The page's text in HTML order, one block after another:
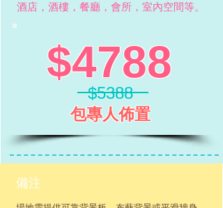
酒店，酒樓，餐廳，會所，室內空間等。
$4788
$5388
包專人佈置
備注